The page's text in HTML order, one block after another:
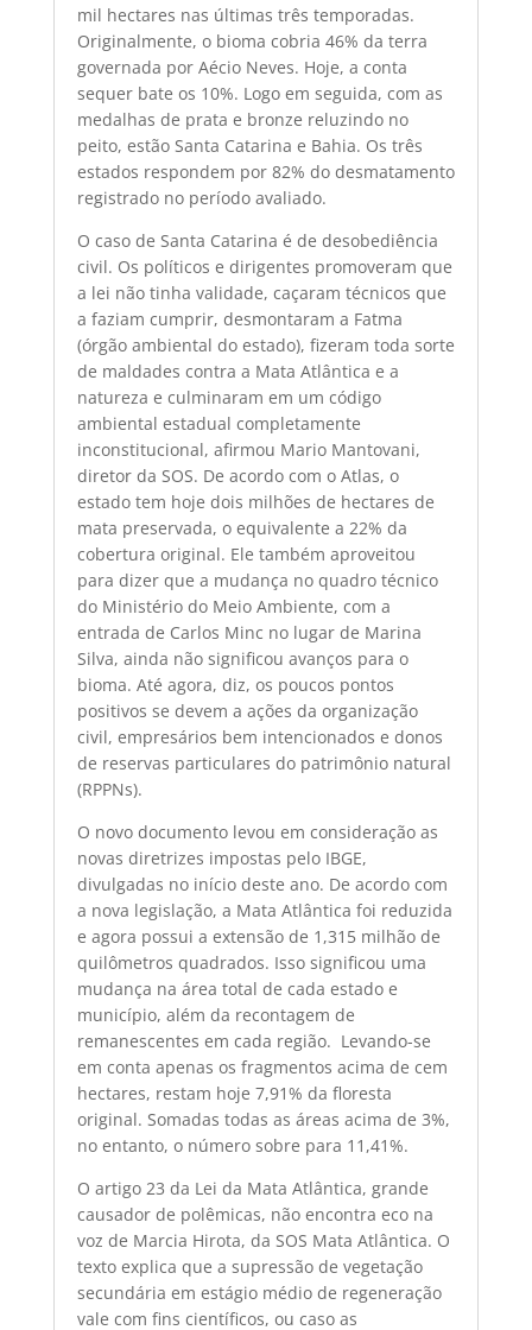
mil hectares nas últimas três temporadas.
Originalmente, o bioma cobria 46% da terra
governada por Aécio Neves. Hoje, a conta
sequer bate os 10%. Logo em seguida, com as
medalhas de prata e bronze reluzindo no
peito, estão Santa Catarina e Bahia. Os três
estados respondem por 82% do desmatamento
registrado no período avaliado.
O caso de Santa Catarina é de desobediência
civil. Os políticos e dirigentes promoveram que
a lei não tinha validade, caçaram técnicos que
a faziam cumprir, desmontaram a Fatma
(órgão ambiental do estado), fizeram toda sorte
de maldades contra a Mata Atlântica e a
natureza e culminaram em um código
ambiental estadual completamente
inconstitucional, afirmou Mario Mantovani,
diretor da SOS. De acordo com o Atlas, o
estado tem hoje dois milhões de hectares de
mata preservada, o equivalente a 22% da
cobertura original. Ele também aproveitou
para dizer que a mudança no quadro técnico
do Ministério do Meio Ambiente, com a
entrada de Carlos Minc no lugar de Marina
Silva, ainda não significou avanços para o
bioma. Até agora, diz, os poucos pontos
positivos se devem a ações da organização
civil, empresários bem intencionados e donos
de reservas particulares do patrimônio natural
(RPPNs).
O novo documento levou em consideração as
novas diretrizes impostas pelo IBGE,
divulgadas no início deste ano. De acordo com
a nova legislação, a Mata Atlântica foi reduzida
e agora possui a extensão de 1,315 milhão de
quilômetros quadrados. Isso significou uma
mudança na área total de cada estado e
município, além da recontagem de
remanescentes em cada região. Levando-se
em conta apenas os fragmentos acima de cem
hectares, restam hoje 7,91% da floresta
original. Somadas todas as áreas acima de 3%,
no entanto, o número sobre para 11,41%.
O artigo 23 da Lei da Mata Atlântica, grande
causador de polêmicas, não encontra eco na
voz de Marcia Hirota, da SOS Mata Atlântica. O
texto explica que a supressão de vegetação
secundária em estágio médio de regeneração
vale com fins científicos, ou caso as